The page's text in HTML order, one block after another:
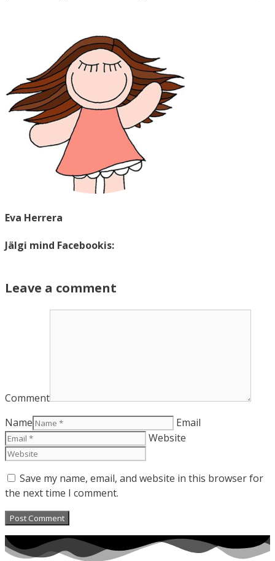
Eva Herrera
Jälgi mind Facebookis:
Leave a comment
Comment
Name
Email
Website
Save my name, email, and website in this browser for
the next time I comment.